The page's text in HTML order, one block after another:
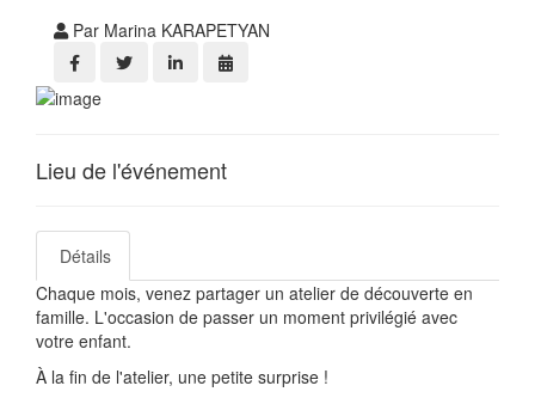
Par Marina KARAPETYAN
Lieu de l'événement
Détails
Chaque mois, venez partager un atelier de découverte en
famille. L'occasion de passer un moment privilégié avec
votre enfant.
À la fin de l'atelier, une petite surprise !